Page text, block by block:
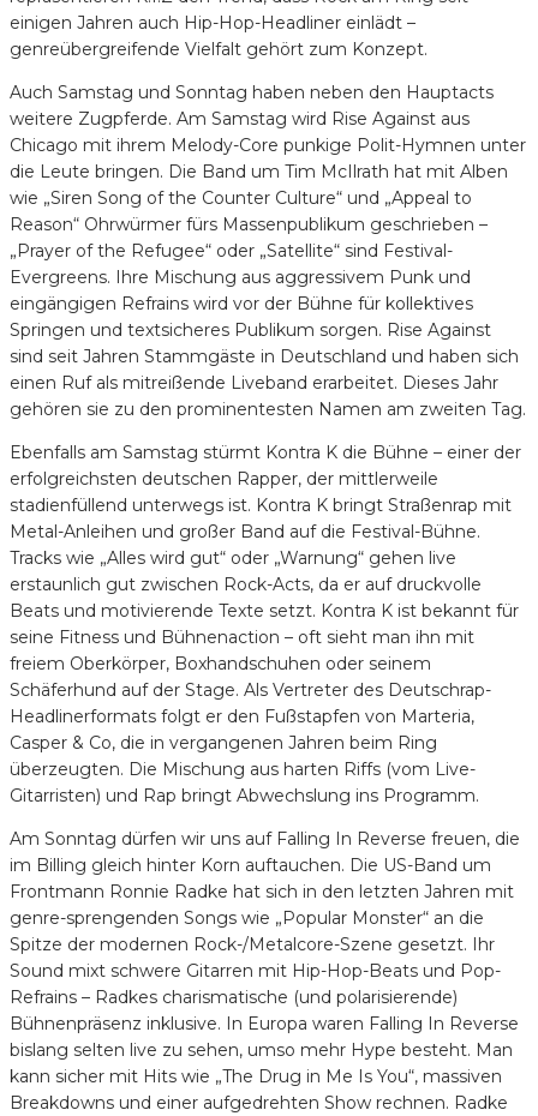
einigen Jahren auch Hip-Hop-Headliner einlädt –
genreübergreifende Vielfalt gehört zum Konzept.
Auch Samstag und Sonntag haben neben den Hauptacts
weitere Zugpferde. Am Samstag wird Rise Against aus
Chicago mit ihrem Melody-Core punkige Polit-Hymnen unter
die Leute bringen. Die Band um Tim McIlrath hat mit Alben
wie „Siren Song of the Counter Culture“ und „Appeal to
Reason“ Ohrwürmer fürs Massenpublikum geschrieben –
„Prayer of the Refugee“ oder „Satellite“ sind Festival-
Evergreens. Ihre Mischung aus aggressivem Punk und
eingängigen Refrains wird vor der Bühne für kollektives
Springen und textsicheres Publikum sorgen. Rise Against
sind seit Jahren Stammgäste in Deutschland und haben sich
einen Ruf als mitreißende Liveband erarbeitet. Dieses Jahr
gehören sie zu den prominentesten Namen am zweiten Tag.
Ebenfalls am Samstag stürmt Kontra K die Bühne – einer der
erfolgreichsten deutschen Rapper, der mittlerweile
stadienfüllend unterwegs ist. Kontra K bringt Straßenrap mit
Metal-Anleihen und großer Band auf die Festival-Bühne.
Tracks wie „Alles wird gut“ oder „Warnung“ gehen live
erstaunlich gut zwischen Rock-Acts, da er auf druckvolle
Beats und motivierende Texte setzt. Kontra K ist bekannt für
seine Fitness und Bühnenaction – oft sieht man ihn mit
freiem Oberkörper, Boxhandschuhen oder seinem
Schäferhund auf der Stage. Als Vertreter des Deutschrap-
Headlinerformats folgt er den Fußstapfen von Marteria,
Casper & Co, die in vergangenen Jahren beim Ring
überzeugten. Die Mischung aus harten Riffs (vom Live-
Gitarristen) und Rap bringt Abwechslung ins Programm.
Am Sonntag dürfen wir uns auf Falling In Reverse freuen, die
im Billing gleich hinter Korn auftauchen. Die US-Band um
Frontmann Ronnie Radke hat sich in den letzten Jahren mit
genre-sprengenden Songs wie „Popular Monster“ an die
Spitze der modernen Rock-/Metalcore-Szene gesetzt. Ihr
Sound mixt schwere Gitarren mit Hip-Hop-Beats und Pop-
Refrains – Radkes charismatische (und polarisierende)
Bühnenpräsenz inklusive. In Europa waren Falling In Reverse
bislang selten live zu sehen, umso mehr Hype besteht. Man
kann sicher mit Hits wie „The Drug in Me Is You“, massiven
Breakdowns und einer aufgedrehten Show rechnen. Radke